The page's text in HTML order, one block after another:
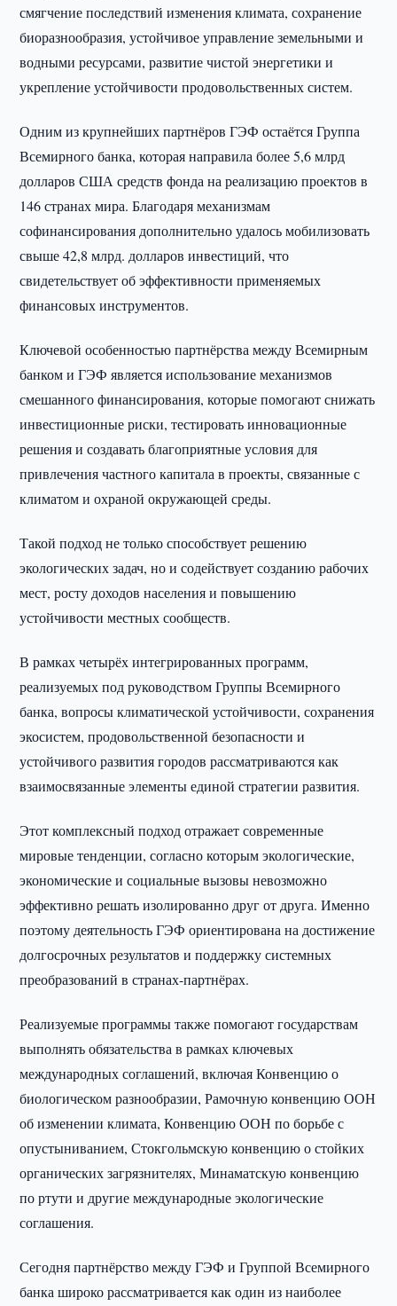
смягчение последствий изменения климата, сохранение
биоразнообразия, устойчивое управление земельными и
водными ресурсами, развитие чистой энергетики и
укрепление устойчивости продовольственных систем.
Одним из крупнейших партнёров ГЭФ остаётся Группа
Всемирного банка, которая направила более 5,6 млрд
долларов США средств фонда на реализацию проектов в
146 странах мира. Благодаря механизмам
софинансирования дополнительно удалось мобилизовать
свыше 42,8 млрд. долларов инвестиций, что
свидетельствует об эффективности применяемых
финансовых инструментов.
Ключевой особенностью партнёрства между Всемирным
банком и ГЭФ является использование механизмов
смешанного финансирования, которые помогают снижать
инвестиционные риски, тестировать инновационные
решения и создавать благоприятные условия для
привлечения частного капитала в проекты, связанные с
климатом и охраной окружающей среды.
Такой подход не только способствует решению
экологических задач, но и содействует созданию рабочих
мест, росту доходов населения и повышению
устойчивости местных сообществ.
В рамках четырёх интегрированных программ,
реализуемых под руководством Группы Всемирного
банка, вопросы климатической устойчивости, сохранения
экосистем, продовольственной безопасности и
устойчивого развития городов рассматриваются как
взаимосвязанные элементы единой стратегии развития.
Этот комплексный подход отражает современные
мировые тенденции, согласно которым экологические,
экономические и социальные вызовы невозможно
эффективно решать изолированно друг от друга. Именно
поэтому деятельность ГЭФ ориентирована на достижение
долгосрочных результатов и поддержку системных
преобразований в странах-партнёрах.
Реализуемые программы также помогают государствам
выполнять обязательства в рамках ключевых
международных соглашений, включая Конвенцию о
биологическом разнообразии, Рамочную конвенцию ООН
об изменении климата, Конвенцию ООН по борьбе с
опустыниванием, Стокгольмскую конвенцию о стойких
органических загрязнителях, Минаматскую конвенцию
по ртути и другие международные экологические
соглашения.
Сегодня партнёрство между ГЭФ и Группой Всемирного
банка широко рассматривается как один из наиболее